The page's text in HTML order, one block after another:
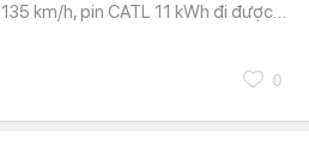
135 km/h, pin CATL 11 kWh đi được…
0